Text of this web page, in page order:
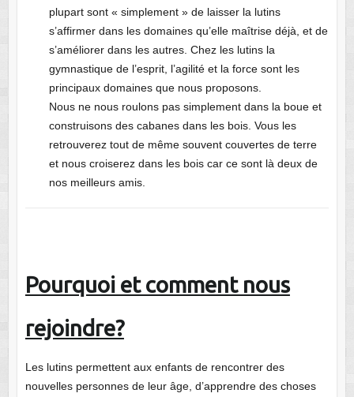
plupart sont « simplement » de laisser la lutins
s’affirmer dans les domaines qu’elle maîtrise déjà, et de
s’améliorer dans les autres. Chez les lutins la
gymnastique de l’esprit, l’agilité et la force sont les
principaux domaines que nous proposons.
Nous ne nous roulons pas simplement dans la boue et
construisons des cabanes dans les bois. Vous les
retrouverez tout de même souvent couvertes de terre
et nous croiserez dans les bois car ce sont là deux de
nos meilleurs amis.
Pourquoi et comment nous
rejoindre?
Les lutins permettent aux enfants de rencontrer des
nouvelles personnes de leur âge, d’apprendre des choses